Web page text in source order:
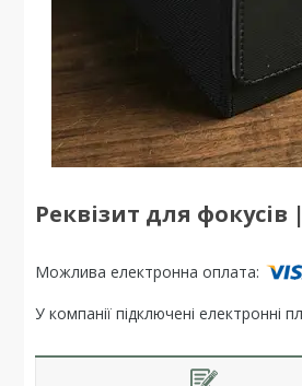
Реквізит для
У компанії підключені